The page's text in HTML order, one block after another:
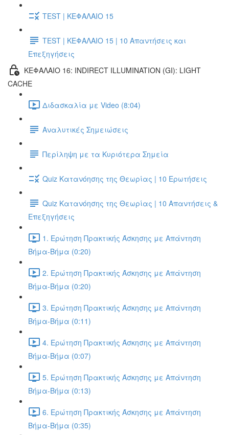
TEST | ΚΕΦΑΛΑΙΟ 15
TEST | ΚΕΦΑΛΑΙΟ 15 | 10 Απαντήσεις και
Επεξηγήσεις
ΚΕΦΑΛΑΙΟ 16: INDIRECT ILLUMINATION (GI): LIGHT
CACHE
Διδασκαλία με Video (8:04)
Αναλυτικές Σημειώσεις
Περίληψη με τα Κυριότερα Σημεία
Quiz Κατανόησης της Θεωρίας | 10 Ερωτήσεις
Quiz Κατανόησης της Θεωρίας | 10 Απαντήσεις &
Επεξηγήσεις
1. Ερώτηση Πρακτικής Άσκησης με Απάντηση
Βήμα-Βήμα (0:20)
2. Ερώτηση Πρακτικής Άσκησης με Απάντηση
Βήμα-Βήμα (0:20)
3. Ερώτηση Πρακτικής Άσκησης με Απάντηση
Βήμα-Βήμα (0:11)
4. Ερώτηση Πρακτικής Άσκησης με Απάντηση
Βήμα-Βήμα (0:07)
5. Ερώτηση Πρακτικής Άσκησης με Απάντηση
Βήμα-Βήμα (0:13)
6. Ερώτηση Πρακτικής Άσκησης με Απάντηση
Βήμα-Βήμα (0:35)